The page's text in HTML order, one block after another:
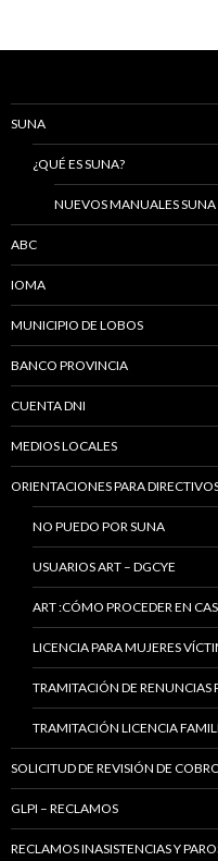
SUNA
¿QUÉ ES SUNA?
NUEVOS MANUALES SUNA
ABC
IOMA
MUNICIPIO DE LOBOS
BANCO PROVINCIA
CUENTA DNI
MEDIOS LOCALES
ORIENTACIONES PARA
NO PUEDO POR SUNA
USUARIOS ART – DGCYE
ART :CÓMO PROCEDER EN
LICENCIA PARA MUJERES
TRAMITACIÓN DE RENUNCIAS
TRAMITACIÓN LICENCIA
SOLICITUD DE REVISIÓN DE
GLPI – RECLAMOS
RECLAMOS INASISTENCIAS Y